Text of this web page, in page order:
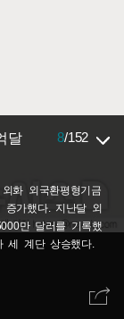
달
8/152
화 외국환평형기금
가했다. 지난달 외
만 달러를 기록했
세 계단 상승했다.